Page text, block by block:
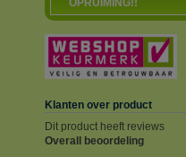
OPRUIMING!!
Klanten over product
Dit product heeft reviews
Overall beoordeling